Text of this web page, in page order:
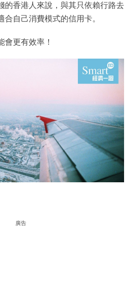
的香港人來說，與其只依賴行路去
自己消費模式的信用卡。
會更有效率！
廣告